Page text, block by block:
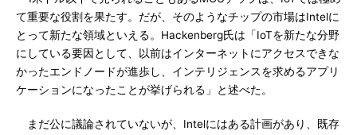
て重要な役割を果たす。だが、そのようなチップの市場はIntelに
とって新たな領域といえる。Hackenberg氏は「IoTを新たな分野
にしている要因として、以前はインターネットにアクセスできな
かったエンドノードが進歩し、インテリジェンスを求めるアプリ
ケーションになったことが挙げられる」と述べた。
まだ公に議論されていないが、Intelにはある計画があり、既存